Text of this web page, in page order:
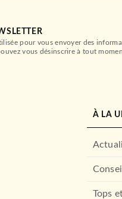
pour vous envoyer des
vous désinscrire à tout
À LA
Tops